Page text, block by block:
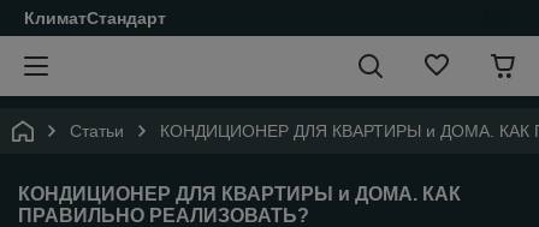
КлиматСтандарт
Статьи КОНДИЦИОНЕР ДЛЯ КВАРТИРЫ и ДОМА. КАК
КОНДИЦИОНЕР ДЛЯ КВАРТИРЫ и ДОМА. КАК
ПРАВИЛЬНО РЕАЛИЗОВАТЬ?